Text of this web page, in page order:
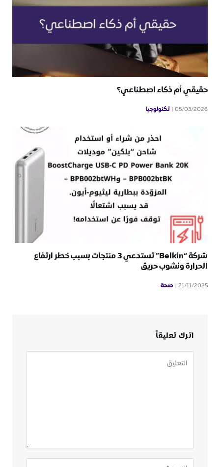
حقيقي أم ذكاء اصطناعي؟
05/03/2026 تكنولوجيا
شركة “Belkin” تستدعي 3 منتجات بسبب خطر ارتفاع
الحرارة ونشوب حريق
21/11/2025 صحة
اترك تعليقاً